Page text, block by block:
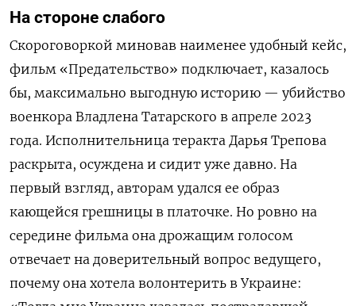
На стороне слабого
Скороговоркой миновав наименее удобный кейс,
фильм «Предательство» подключает, казалось
бы, максимально выгодную историю — убийство
военкора Владлена Татарского в апреле 2023
года. Исполнительница теракта Дарья Трепова
раскрыта, осуждена и сидит уже давно. На
первый взгляд, авторам удался ее образ
кающейся грешницы в платочке. Но ровно на
середине фильма она дрожащим голосом
отвечает на доверительный вопрос ведущего,
почему она хотела волонтерить в Украине: